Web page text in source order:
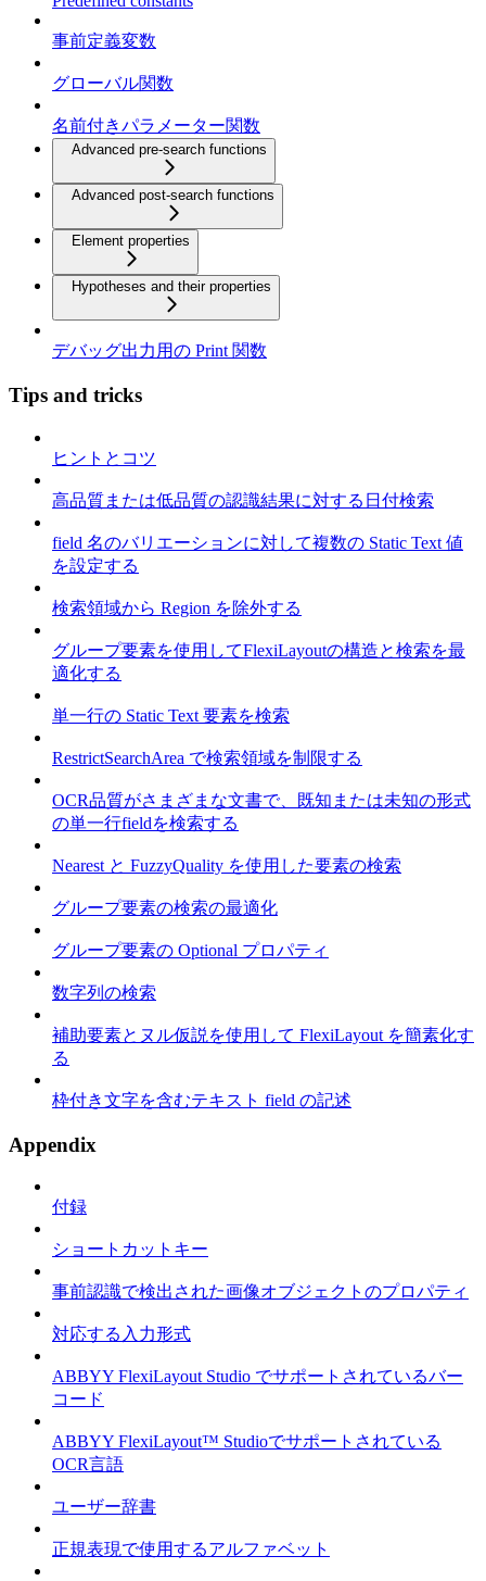
事前定義変数
グローバル関数
名前付きパラメーター関数
Advanced pre-search functions
Advanced post-search functions
Element properties
Hypotheses and their properties
デバッグ出力用の Print 関数
Tips and tricks
ヒントとコツ
高品質または低品質の認識結果に対する日付検索
field 名のバリエーションに対して複数の Static Text 値
を設定する
検索領域から Region を除外する
グループ要素を使用してFlexiLayoutの構造と検索を最
適化する
単一行の Static Text 要素を検索
RestrictSearchArea で検索領域を制限する
OCR品質がさまざまな文書で、既知または未知の形式
の単一行fieldを検索する
Nearest と FuzzyQuality を使用した要素の検索
グループ要素の検索の最適化
グループ要素の Optional プロパティ
数字列の検索
補助要素とヌル仮説を使用して FlexiLayout を簡素化す
る
枠付き文字を含むテキスト field の記述
Appendix
付録
ショートカットキー
事前認識で検出された画像オブジェクトのプロパティ
対応する入力形式
ABBYY FlexiLayout Studio でサポートされているバー
コード
ABBYY FlexiLayout™ Studioでサポートされている
OCR言語
ユーザー辞書
正規表現で使用するアルファベット